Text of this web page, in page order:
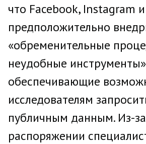
что Facebook, Instagram
предположительно
«обременительные
неудобные
обеспечивающие
исследователям
публичным данным. Из-за
распоряжении